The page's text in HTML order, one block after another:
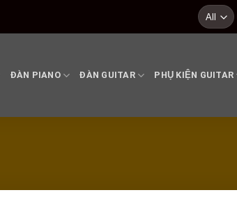
ĐÀN PIANO ĐÀN GUITAR PHỤ KIỆN GUITAR